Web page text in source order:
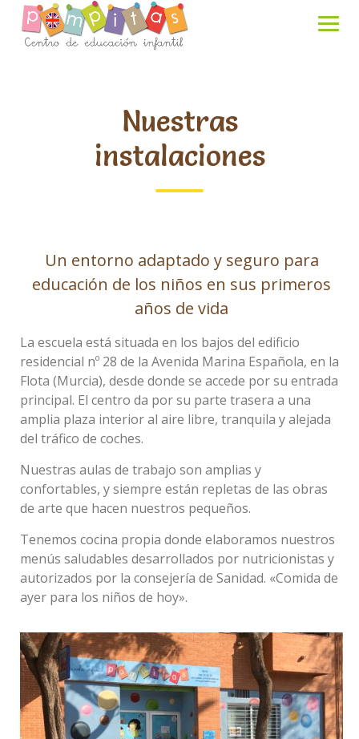
Skip
content
Nuestras
instalaciones
Un entorno adaptado y seguro para
educación de los niños en sus primeros
años de vida
La escuela está situada en los bajos del edificio
residencial nº 28 de la Avenida Marina Española, en la
Flota (Murcia), desde donde se accede por su entrada
principal. El centro da por su parte trasera a una
amplia plaza interior al aire libre, tranquila y alejada
del tráfico de coches.
Nuestras aulas de trabajo son amplias y
confortables, y siempre están repletas de las obras
de arte que hacen nuestros pequeños.
Tenemos cocina propia donde elaboramos nuestros
menús saludables desarrollados por nutricionistas y
autorizados por la consejería de Sanidad. «Comida de
ayer para los niños de hoy».